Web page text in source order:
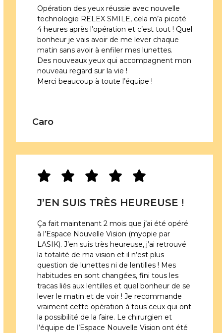
Opération des yeux réussie avec nouvelle
technologie RELEX SMILE, cela m’a picoté
4 heures après l’opération et c’est tout ! Quel
bonheur je vais avoir de me lever chaque
matin sans avoir à enfiler mes lunettes.
Des nouveaux yeux qui accompagnent mon
nouveau regard sur la vie !
Merci beaucoup à toute l’équipe !
Caro
J’EN SUIS TRÈS HEUREUSE !
Ça fait maintenant 2 mois que j’ai été opéré
à l’Espace Nouvelle Vision (myopie par
LASIK). J’en suis très heureuse, j’ai retrouvé
la totalité de ma vision et il n’est plus
question de lunettes ni de lentilles ! Mes
habitudes en sont changées, fini tous les
tracas liés aux lentilles et quel bonheur de se
lever le matin et de voir ! Je recommande
vraiment cette opération à tous ceux qui ont
la possibilité de la faire. Le chirurgien et
l’équipe de l’Espace Nouvelle Vision ont été